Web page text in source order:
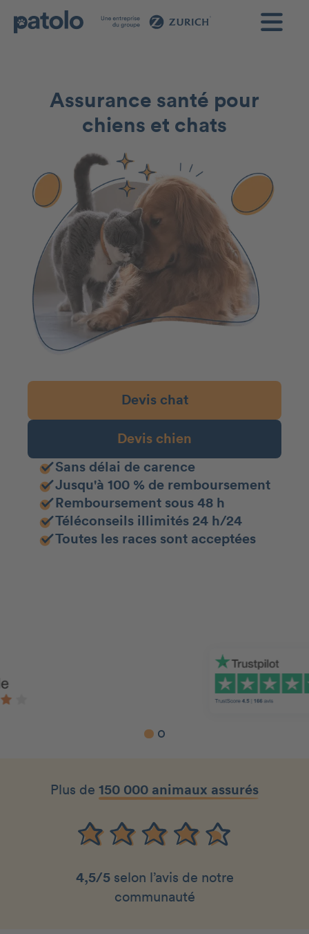
Assurance santé pour
chiens et chats
Sans délai de carence
Jusqu'à 100 % de remboursement
Remboursement sous 48 h
Téléconseils illimités 24 h/24
Toutes les races sont acceptées
Devis chat
Devis chien
Plus de 150 000 animaux assurés
4,5/5selon l’avis de notre
communauté